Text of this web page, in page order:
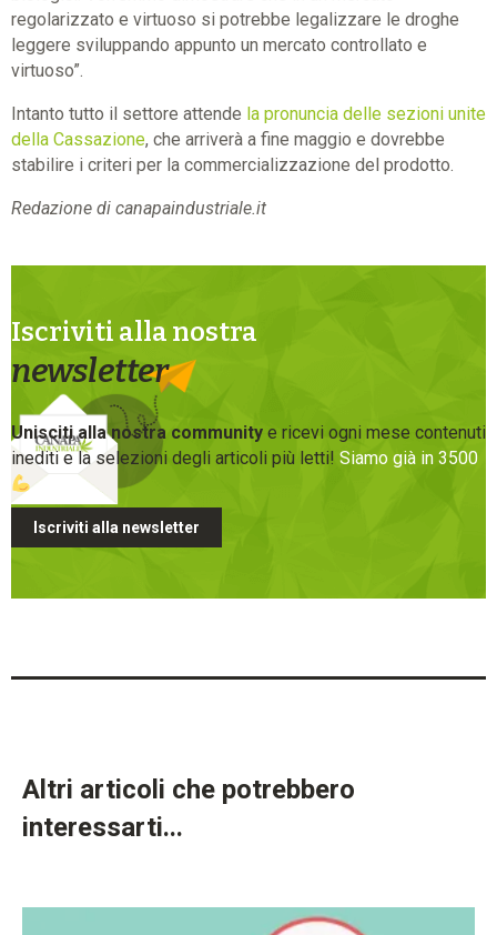
regolarizzato e virtuoso si potrebbe legalizzare le droghe
leggere sviluppando appunto un mercato controllato e
virtuoso”.
Intanto tutto il settore attende la pronuncia delle sezioni unite
della Cassazione, che arriverà a fine maggio e dovrebbe
stabilire i criteri per la commercializzazione del prodotto.
Redazione di canapaindustriale.it
Iscriviti alla nostra
newsletter
Unisciti alla nostra community e ricevi ogni mese contenuti
inediti e la selezioni degli articoli più letti! Siamo già in 3500
Iscriviti alla newsletter
Altri articoli che potrebbero
interessarti...